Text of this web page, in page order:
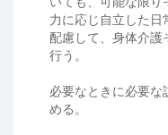
力に応じ自立した
配慮して、身体介護
行う。
必要なときに必要
める。